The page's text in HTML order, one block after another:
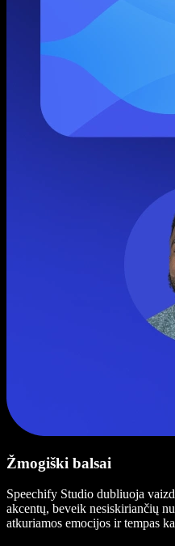
Žmogiški balsai
Speechify Studio dubliuoja
akcentų, beveik nesiskiriančių
atkuriamos emocijos ir tempas